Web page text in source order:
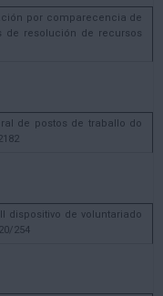
por comparecencia de
de resolución de recursos
de postos de traballo do
II dispositivo de voluntariado
254